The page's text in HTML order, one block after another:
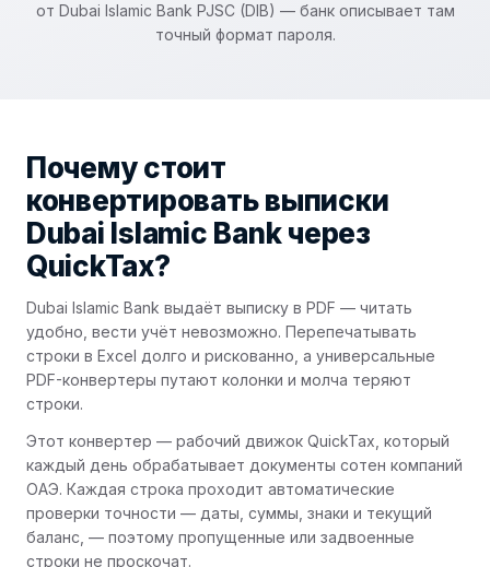
от Dubai Islamic Bank PJSC (DIB) — банк описывает там
точный формат пароля.
Почему стоит
конвертировать выписки
Dubai Islamic Bank через
QuickTax?
Dubai Islamic Bank выдаёт выписку в PDF — читать
удобно, вести учёт невозможно. Перепечатывать
строки в Excel долго и рискованно, а универсальные
PDF-конвертеры путают колонки и молча теряют
строки.
Этот конвертер — рабочий движок QuickTax, который
каждый день обрабатывает документы сотен компаний
ОАЭ. Каждая строка проходит автоматические
проверки точности — даты, суммы, знаки и текущий
баланс, — поэтому пропущенные или задвоенные
строки не проскочат.